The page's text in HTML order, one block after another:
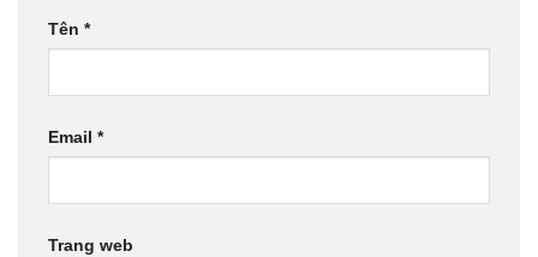
Tên *
Email *
Trang web